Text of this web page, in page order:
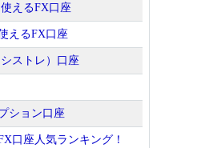
えるFX口座
えるFX口座
ストレ）口座
ション口座
口座人気ランキング！